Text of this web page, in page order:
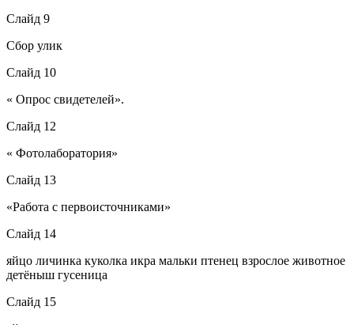
Слайд 9
Сбор улик
Слайд 10
« Опрос свидетелей».
Слайд 12
« Фотолаборатория»
Слайд 13
«Работа с первоисточниками»
Слайд 14
яйцо личинка куколка икра мальки птенец взрослое животное
детёныш гусеница
Слайд 15